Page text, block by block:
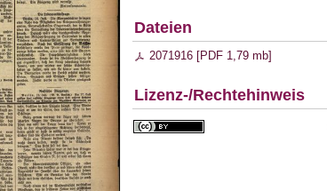
Dateien
2071916 [PDF 1,79 mb]
Lizenz-/Rechtehinweis